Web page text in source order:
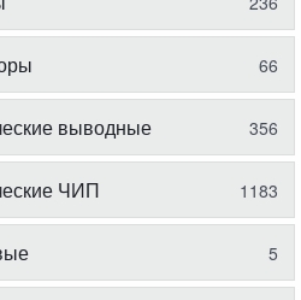
66
выводные 356
ЧИП 1183
5